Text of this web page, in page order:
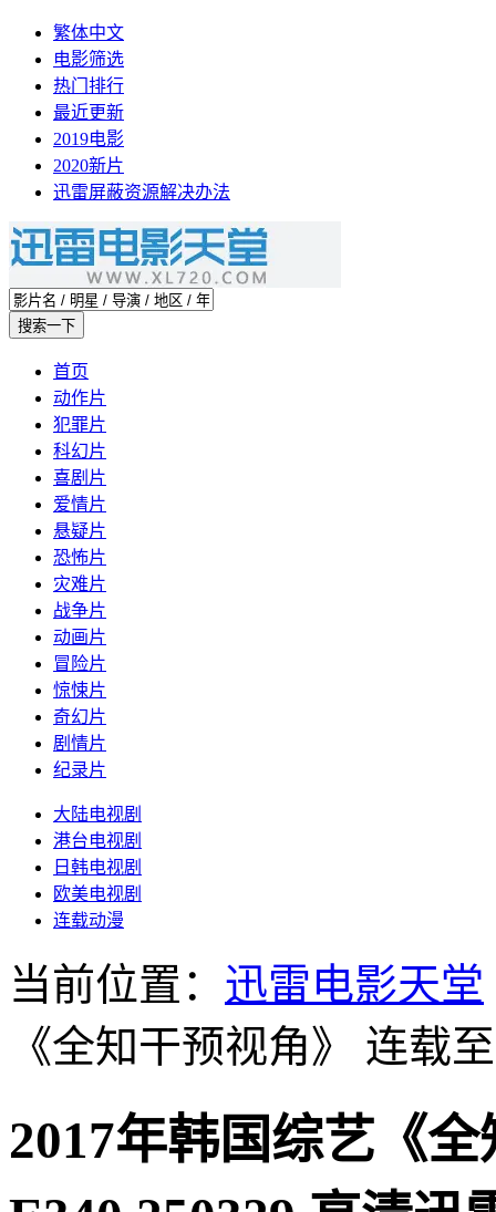
繁体中文
电影筛选
热门排行
最近更新
2019电影
2020新片
迅雷屏蔽资源解决办法
首页
动作片
犯罪片
科幻片
喜剧片
爱情片
悬疑片
恐怖片
灾难片
战争片
动画片
冒险片
惊悚片
奇幻片
剧情片
纪录片
大陆电视剧
港台电视剧
日韩电视剧
欧美电视剧
连载动漫
当前位置： 迅雷电影天堂
《全知干预视角》 连载
2017年韩国综艺《